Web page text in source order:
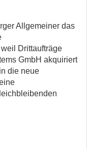
Allgemeiner das
Drittaufträge
GmbH akquiriert
die neue